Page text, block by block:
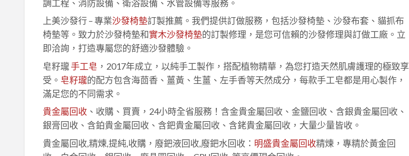
調工程、消防設備、衛浴設備、水管設備等服務。
上美沙發行 – 專業沙發椅墊訂製推薦。我們提供訂做服務，包括沙發椅墊、沙發布套、貓抓布
椅墊等。致力於沙發椅墊和實木沙發椅墊的訂製修理，是您可信賴的沙發修理與訂做工廠。立
即洽詢，打造專屬您的舒適沙發體驗。
皂籽瓏手工皂 ，2017年成立，以純手工製作，搭配植物精華，為您打造天然肌膚護理的極致享
受。 皂籽瓏的配方包含海茴香、薑黃、生薑、左手香等天然成分，每款手工皂都是用心製作，
滿足您的不同需求。
貴金屬回收、收購、買賣，24小時全省服務！含金貴金屬回收、金鹽回收、含銀貴金屬回收、
銀膏回收、含鉑貴金屬回收、含鈀貴金屬回收、含銠貴金屬回收，大量少量皆收。
貴金屬回收,精煉,提純,收購，廢鈀液回收,廢鈀水回收： 明盛貴金屬回收精煉，專精於黃金回